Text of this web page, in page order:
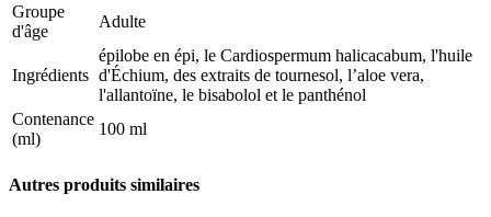
Groupe
d'âge
Adulte
Ingrédients
épilobe en épi, le Cardiospermum halicacabum, l'huile
d'Échium, des extraits de tournesol, l’aloe vera,
l'allantoïne, le bisabolol et le panthénol
Contenance
(ml)
100 ml
Autres produits similaires